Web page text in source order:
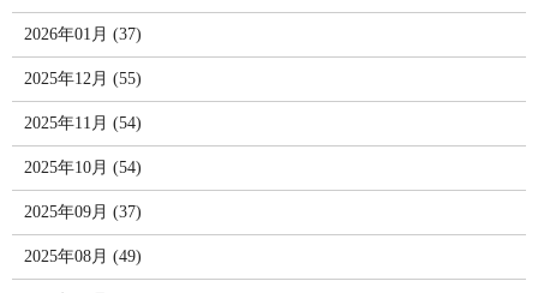
2026年01月 (37)
2025年12月 (55)
2025年11月 (54)
2025年10月 (54)
2025年09月 (37)
2025年08月 (49)